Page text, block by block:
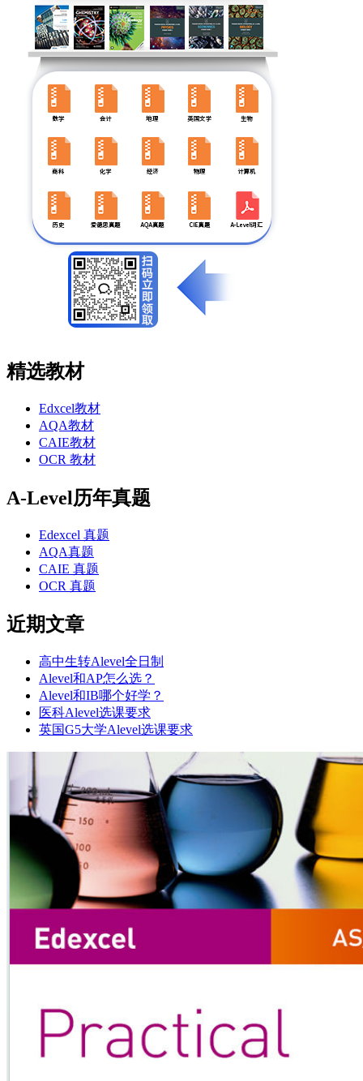
精选教材
Edxcel教材
AQA教材
CAIE教材
OCR 教材
A-Level历年真题
Edexcel 真题
AQA真题
CAIE 真题
OCR 真题
近期文章
高中生转Alevel全日制
Alevel和AP怎么选？
Alevel和IB哪个好学？
医科Alevel选课要求
英国G5大学Alevel选课要求